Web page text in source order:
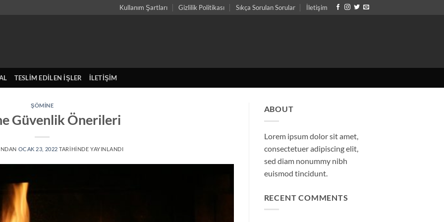
Kullanım Şartları Gizlilik Politikası Sıkça Sorulan Sorular İletişim
TESLIM EDILEN İŞLER İLETIŞIM
ŞÖMINE
Güvenlik Önerileri
OCAK 23, 2022 TARIHINDE YAYINLANDI
ABOUT
Lorem ipsum dolor sit amet,
consectetuer adipiscing elit,
sed diam nonummy nibh
euismod tincidunt.
RECENT COMMENTS